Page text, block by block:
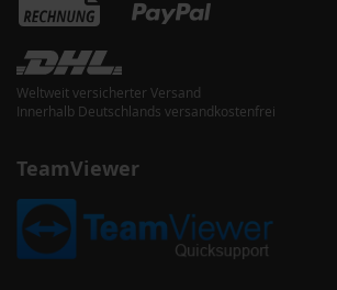
Weltweit versicherter Versand
Innerhalb Deutschlands versandkostenfrei
TeamViewer